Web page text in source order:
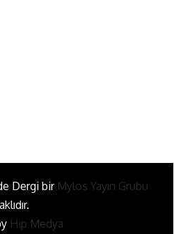
Dergi bir Mylos Yayın Grubu
Hip Medya